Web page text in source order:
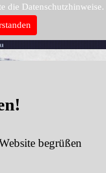
die Datenschutzhinweise.
begrüßen